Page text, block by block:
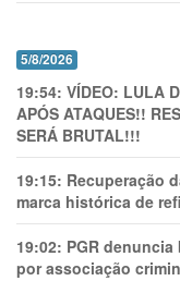
5/8/2026
19:54: VÍDEO: LULA
APÓS ATAQUES!!
SERÁ BRUTAL!!!
19:15: Recuperação
marca histórica de
19:02: PGR
por associação